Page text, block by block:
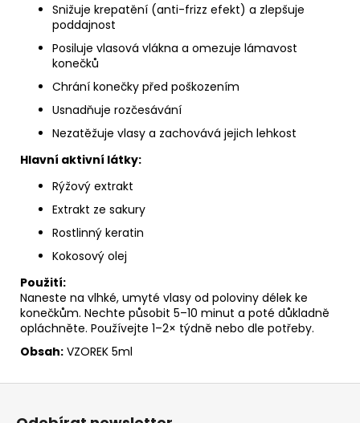
Snižuje krepatění (anti-frizz efekt) a zlepšuje
poddajnost
Posiluje vlasová vlákna a omezuje lámavost
konečků
Chrání konečky před poškozením
Usnadňuje rozčesávání
Nezatěžuje vlasy a zachovává jejich lehkost
Hlavní aktivní látky:
Rýžový extrakt
Extrakt ze sakury
Rostlinný keratin
Kokosový olej
Použití:
Naneste na vlhké, umyté vlasy od poloviny délek ke
konečkům. Nechte působit 5–10 minut a poté důkladně
opláchněte. Používejte 1–2× týdně nebo dle potřeby.
Obsah: VZOREK 5ml
Z